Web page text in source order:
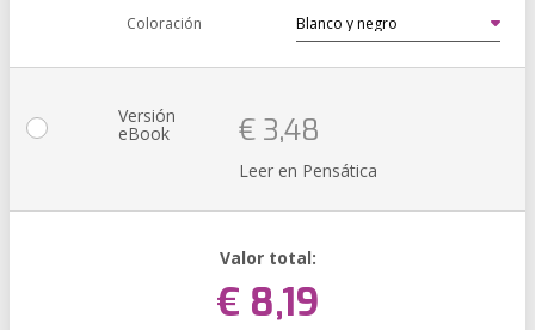
Coloración
Versión
eBook € 3,48
Leer en Pensática
Valor total:
€ 8,19